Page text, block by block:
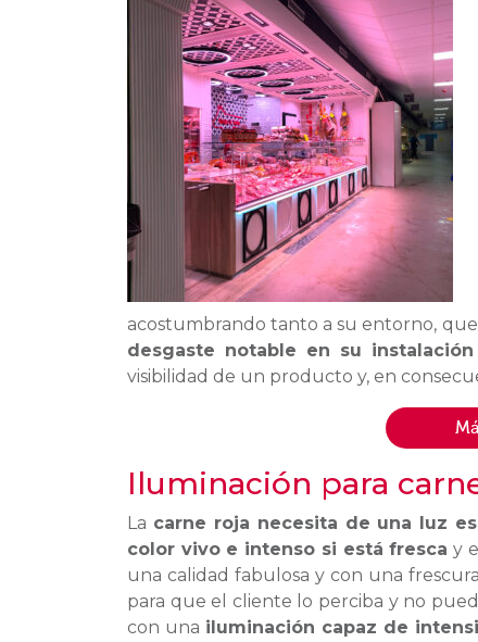
acostumbrando tanto a su entorno,
desgaste notable en su
visibilidad de un producto y, en
Iluminación para
La carne roja necesita de una luz
color vivo e intenso si está fresca y
una calidad fabulosa y con una
para que el cliente lo perciba y no
con una iluminación capaz de